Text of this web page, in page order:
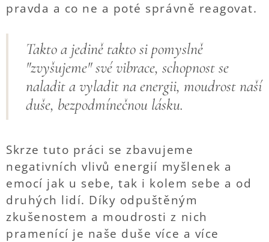
pravda a co ne a poté správně reagovat.
Takto a jedině takto si pomyslně
"zvyšujeme" své vibrace, schopnost se
naladit a vyladit na energii, moudrost naší
duše, bezpodmínečnou lásku.
Skrze tuto práci se zbavujeme
negativních vlivů energií myšlenek a
emocí jak u sebe, tak i kolem sebe a od
druhých lidí. Díky odpuštěným
zkušenostem a moudrosti z nich
pramenící je naše duše více a více